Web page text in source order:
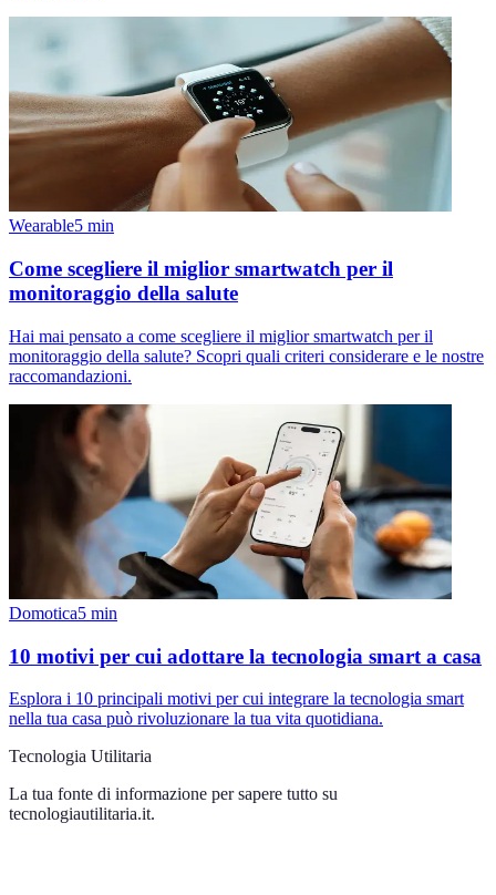
Wearable5 min
Come scegliere il miglior smartwatch per il
monitoraggio della salute
Hai mai pensato a come scegliere il miglior smartwatch per il
monitoraggio della salute? Scopri quali criteri considerare e le nostre
raccomandazioni.
Domotica5 min
10 motivi per cui adottare la tecnologia smart a casa
Esplora i 10 principali motivi per cui integrare la tecnologia smart
nella tua casa può rivoluzionare la tua vita quotidiana.
Tecnologia Utilitaria
La tua fonte di informazione per sapere tutto su
tecnologiautilitaria.it.